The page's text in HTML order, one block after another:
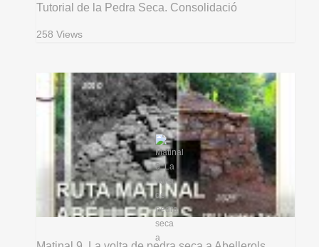
Tutorial de la Pedra Seca. Consolidació
258 Views